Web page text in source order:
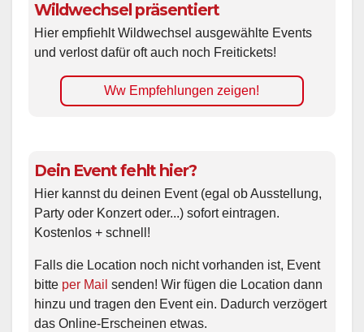
Wildwechsel präsentiert
Hier empfiehlt Wildwechsel ausgewählte Events
und verlost dafür oft auch noch Freitickets!
Ww Empfehlungen zeigen!
Dein Event fehlt hier?
Hier kannst du deinen Event (egal ob Ausstellung,
Party oder Konzert oder...) sofort eintragen.
Kostenlos + schnell!
Falls die Location noch nicht vorhanden ist, Event
bitte per Mail senden! Wir fügen die Location dann
hinzu und tragen den Event ein. Dadurch verzögert
das Online-Erscheinen etwas.